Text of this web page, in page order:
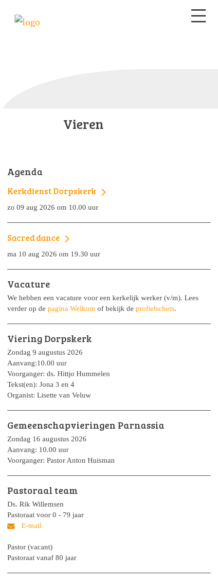
Vieren
Agenda
Kerkdienst Dorpskerk
zo 09 aug 2026 om 10.00 uur
Sacred dance
ma 10 aug 2026 om 19.30 uur
Vacature
We hebben een vacature voor een kerkelijk werker (v/m). Lees
verder op de pagina Welkom of bekijk de profielschets.
Viering Dorpskerk
Zondag 9 augustus 2026
Aanvang:10.00 uur
Voorganger: ds. Hittjo Hummelen
Tekst(en): Jona 3 en 4
Organist: Lisette van Veluw
Gemeenschapvieringen Parnassia
Zondag 16 augustus 2026
Aanvang: 10.00 uur
Voorganger: Pastor Anton Huisman
Pastoraal team
Ds. Rik Willemsen
Pastoraat voor 0 - 79 jaar
Pastor (vacant)
Pastoraat vanaf 80 jaar